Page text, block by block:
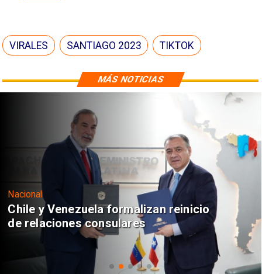
MÁS NOTICIAS
VIRALES SANTIAGO 2023 TIKTOK
Nacional
Chile y Venezuela formalizan reinicio
de relaciones consulares